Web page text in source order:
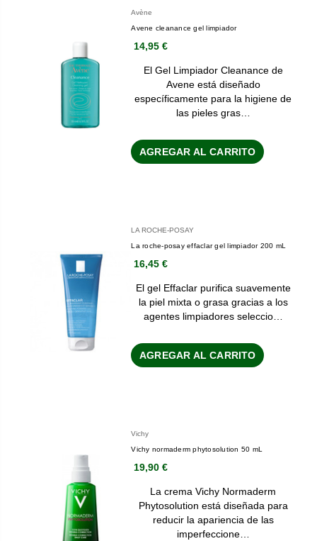
Avène
Avene cleanance gel limpiador
14,95 €
El Gel Limpiador Cleanance de
Avene está diseñado
específicamente para la higiene de
las pieles gras…
AGREGAR AL CARRITO
LA ROCHE-POSAY
La roche-posay effaclar gel limpiador 200 mL
16,45 €
El gel Effaclar purifica suavemente
la piel mixta o grasa gracias a los
agentes limpiadores seleccio…
AGREGAR AL CARRITO
Vichy
Vichy normaderm phytosolution 50 mL
19,90 €
La crema Vichy Normaderm
Phytosolution está diseñada para
reducir la apariencia de las
imperfeccione…